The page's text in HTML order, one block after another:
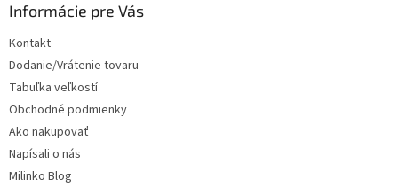
Informácie pre Vás
Kontakt
Dodanie/Vrátenie tovaru
Tabuľka veľkostí
Obchodné podmienky
Ako nakupovať
Napísali o nás
Milinko Blog